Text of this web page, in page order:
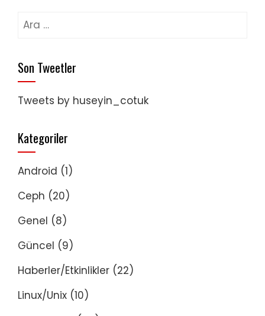
Arama:
Son Tweetler
Tweets by huseyin_cotuk
Kategoriler
Android (1)
Ceph (20)
Genel (8)
Güncel (9)
Haberler/Etkinlikler (22)
Linux/Unix (10)